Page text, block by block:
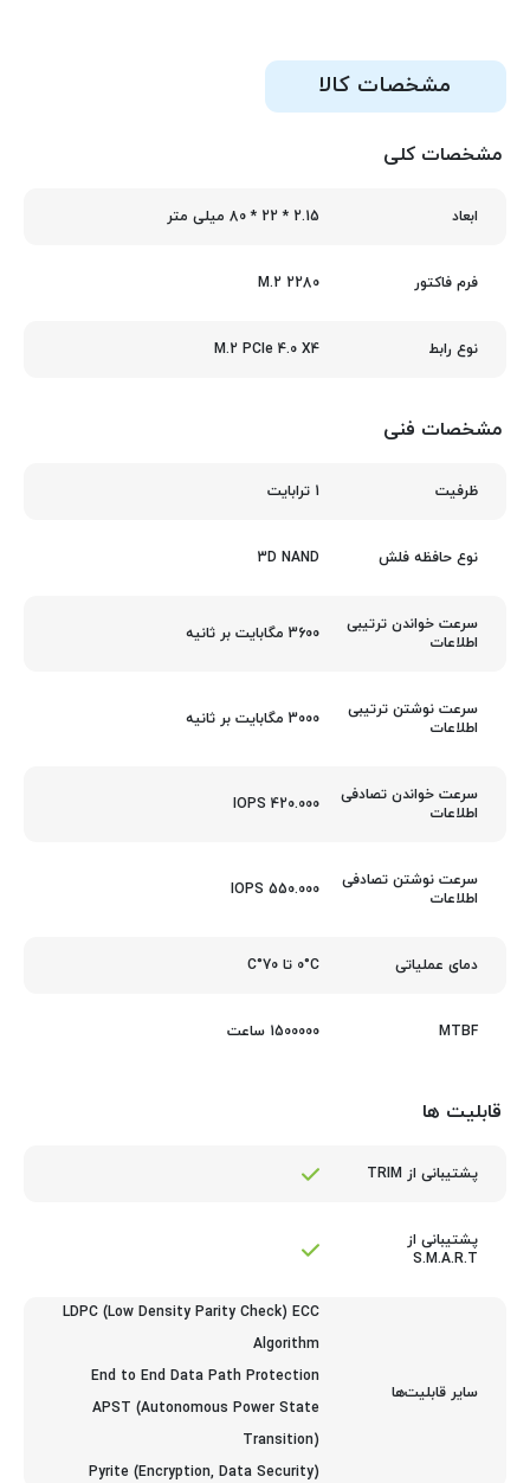
مشخصات کالا
مشخصات کلی
ابعاد 2.15 * 22 * 80 میلی متر
فرم فاکتور M.2 2280
نوع رابط M.2 PCIe 4.0 X4
مشخصات فنی
ظرفیت 1 ترابایت
نوع حافظه فلش 3D NAND
سرعت خواندن ترتیبی
اطلاعات
3600 مگابایت بر ثانیه
سرعت نوشتن ترتیبی
اطلاعات
3000 مگابایت بر ثانیه
سرعت خواندن تصادفی
اطلاعات
420.000 IOPS
سرعت نوشتن تصادفی
اطلاعات
550.000 IOPS
دمای عملیاتی 0°C تا 70°C
MTBF 1500000 ساعت
قابلیت ها
پشتیبانی از TRIM
پشتیبانی از
S.M.A.R.T
سایر قابلیت‌ها
LDPC (Low Density Parity Check) ECC
Algorithm
End to End Data Path Protection
APST (Autonomous Power State
Transition)
Pyrite (Encryption, Data Security)